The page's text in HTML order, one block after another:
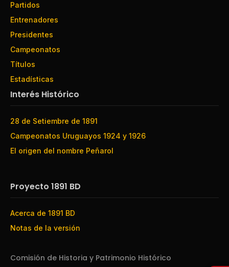
Partidos
Entrenadores
Presidentes
Campeonatos
Títulos
Estadísticas
Interés Histórico
28 de Setiembre de 1891
Campeonatos Uruguayos 1924 y 1926
El origen del nombre Peñarol
Proyecto 1891 BD
Acerca de 1891 BD
Notas de la versión
Comisión de Historia y Patrimonio Histórico